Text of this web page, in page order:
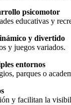
psicomotor
educativas y
y divertido
y juegos variados.
entornos
parques o
y facilitan la